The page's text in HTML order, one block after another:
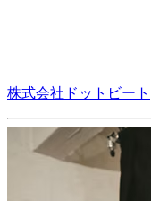
株式会社ドットビート